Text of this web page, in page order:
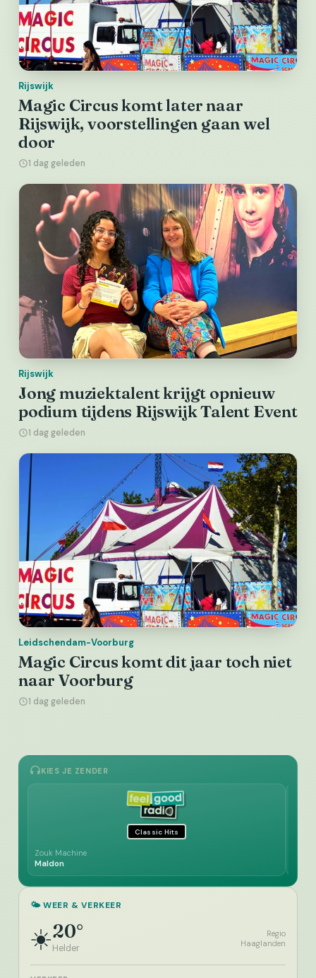
Rijswijk
Magic Circus komt later naar
Rijswijk, voorstellingen gaan wel
door
1 dag geleden
Rijswijk
Jong muziektalent krijgt opnieuw
podium tijdens Rijswijk Talent Event
1 dag geleden
Leidschendam-Voorburg
Magic Circus komt dit jaar toch niet
naar Voorburg
1 dag geleden
KIES JE ZENDER
Classic Hits
Zouk Machine
Maldon
🌤️ WEER & VERKEER
☀️20°
Helder
Regio
Haaglanden